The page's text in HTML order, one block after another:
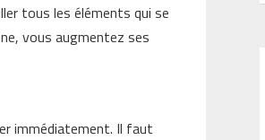
tous les éléments qui se
vous augmentez ses
immédiatement. Il faut